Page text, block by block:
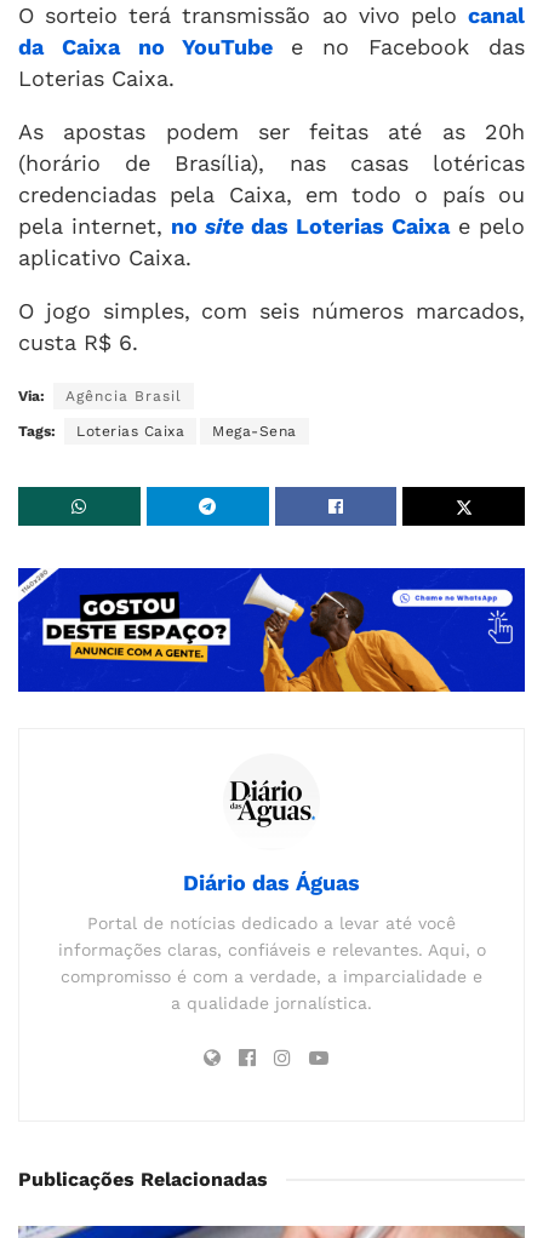
O sorteio terá transmissão ao vivo pelo canal
da Caixa no YouTubee no Facebook das
Loterias Caixa.
As apostas podem ser feitas até as 20h
(horário de Brasília), nas casas lotéricas
credenciadas pela Caixa, em todo o país ou
pela internet, no site das Loterias Caixae pelo
aplicativo Caixa.
O jogo simples, com seis números marcados,
custa R$ 6.
Via: Agência Brasil
Tags: Loterias Caixa Mega-Sena
Diário das Águas
Portal de notícias dedicado a levar até você
informações claras, confiáveis e relevantes. Aqui, o
compromisso é com a verdade, a imparcialidade e
a qualidade jornalística.
Publicações Relacionadas